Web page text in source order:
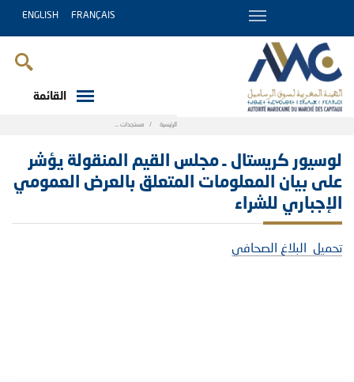
FRANÇAIS
ENGLISH
القائمة
الرئيسية مستجدات لوسيور كريستال ـ مجلس القيم المنقولة يؤشر
لوسيور كريستال ـ مجلس القيم المنقولة يؤشر
على بيان المعلومات المتعلق بالعرض العمومي
الإجباري للشراء
تحميل البلاغ الصحافي